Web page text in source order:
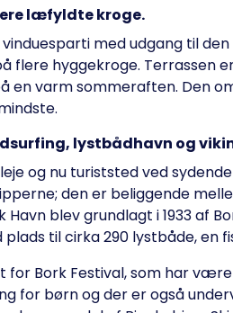
læfyldte kroge.
med udgang til
flere hyggekroge. Terrassen
en varm sommeraften. Den
lystbådhavn og
og nu turiststed ved
den er beliggende
Havn blev grundlagt i 1933 af
til cirka 290 lystbåde, en
for Bork Festival, som har
for børn og der er også